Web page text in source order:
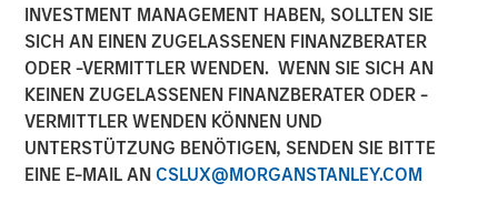
INVESTMENT MANAGEMENT HABEN, SOLLTEN SIE
SICH AN EINEN ZUGELASSENEN FINANZBERATER
ODER -VERMITTLER WENDEN. WENN SIE SICH AN
KEINEN ZUGELASSENEN FINANZBERATER ODER -
VERMITTLER WENDEN KÖNNEN UND
UNTERSTÜTZUNG BENÖTIGEN, SENDEN SIE BITTE
EINE E-MAIL AN CSLUX@MORGANSTANLEY.COM
Schwellenländeranleihen
behaupten sich trotz
zunehmender
geopolitischer
Spannungen